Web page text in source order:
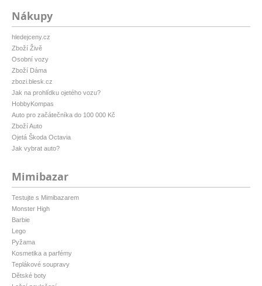
Nákupy
hledejceny.cz
Zboží Živě
Osobní vozy
Zboží Dáma
zbozi.blesk.cz
Jak na prohlídku ojetého vozu?
HobbyKompas
Auto pro začátečníka do 100 000 Kč
Zboží Auto
Ojetá Škoda Octavia
Jak vybrat auto?
Mimibazar
Testujte s Mimibazarem
Monster High
Barbie
Lego
Pyžama
Kosmetika a parfémy
Teplákové soupravy
Dětské boty